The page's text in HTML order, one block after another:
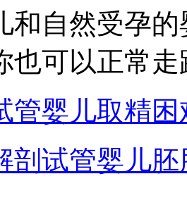
和自然受孕
也可以正常
管婴儿取精
剖试管婴儿